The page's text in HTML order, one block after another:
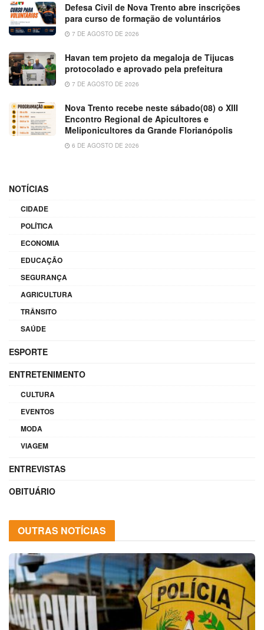
Defesa Civil de Nova Trento abre inscrições
para curso de formação de voluntários
7 DE AGOSTO DE 2026
Havan tem projeto da megaloja de Tijucas
protocolado e aprovado pela prefeitura
7 DE AGOSTO DE 2026
Nova Trento recebe neste sábado(08) o XIII
Encontro Regional de Apicultores e
Meliponicultores da Grande Florianópolis
6 DE AGOSTO DE 2026
NOTÍCIAS
CIDADE
POLÍTICA
ECONOMIA
EDUCAÇÃO
SEGURANÇA
AGRICULTURA
TRÂNSITO
SAÚDE
ESPORTE
ENTRETENIMENTO
CULTURA
EVENTOS
MODA
VIAGEM
ENTREVISTAS
OBITUÁRIO
OUTRAS NOTÍCIAS